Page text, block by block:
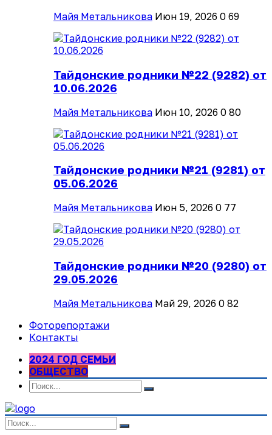
Майя Метальникова Июн 19, 2026 0 69
Тайдонские родники №22 (9282) от
10.06.2026
Майя Метальникова Июн 10, 2026 0 80
Тайдонские родники №21 (9281) от
05.06.2026
Майя Метальникова Июн 5, 2026 0 77
Тайдонские родники №20 (9280) от
29.05.2026
Майя Метальникова Май 29, 2026 0 82
Фоторепортажи
Контакты
2024 ГОД СЕМЬИ
ОБЩЕСТВО